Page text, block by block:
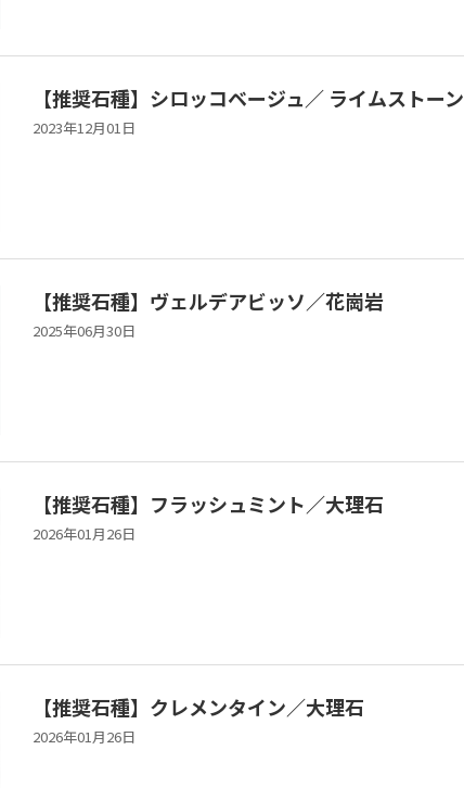
【推奨石種】シロッコベージュ／ ライムストーン
2023年12月01日
【推奨石種】ヴェルデアビッソ／花崗岩
2025年06月30日
【推奨石種】フラッシュミント／大理石
2026年01月26日
【推奨石種】クレメンタイン／大理石
2026年01月26日